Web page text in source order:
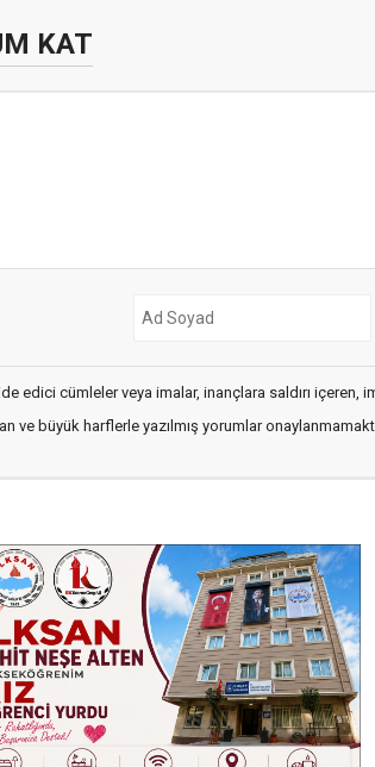
KAT
edici cümleler veya imalar, inançlara saldırı içeren,
ve büyük harflerle yazılmış yorumlar